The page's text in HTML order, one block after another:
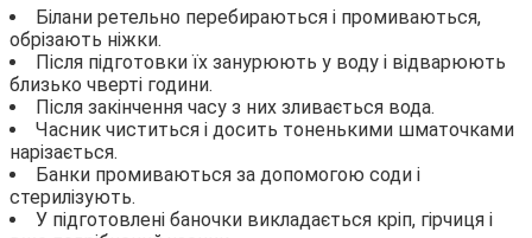
Білани ретельно перебираються і промиваються,
обрізають ніжки.
Після підготовки їх занурюють у воду і відварюють
близько чверті години.
Після закінчення часу з них зливається вода.
Часник чиститься і досить тоненькими шматочками
нарізається.
Банки промиваються за допомогою соди і
стерилізують.
У підготовлені баночки викладається кріп, гірчиця і